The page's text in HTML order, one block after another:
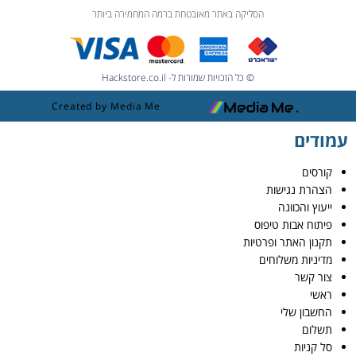
הסליקה באתר מאובטחת ברמה המחמירה ביותר
© כל הזכויות שמורות ל- Hackstore.co.il
Created by Media Me
עמודים
קורסים
הצהרת נגישות
ייעוץ והכוונה
פיתוח אבות טיפוס
תקנון האתר ופרטיות
מדיניות משלוחים
צור קשר
ראשי
החשבון שלי
תשלום
סל קניות